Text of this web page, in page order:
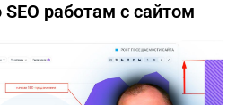
работам с сайтом